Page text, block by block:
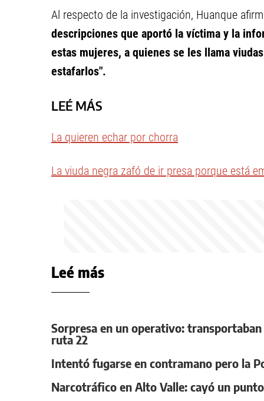
Al respecto de la investigación, Huanque
descripciones que aportó la víctima y la
estas mujeres, a quienes se les llama
estafarlos".
LEÉ MÁS
La quieren echar por chorra
La viuda negra zafó de ir presa porque está
Leé más
Sorpresa en un operativo:
ruta 22
Intentó fugarse en contramano pero la
Narcotráfico en Alto Valle: cayó un